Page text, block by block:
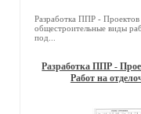
Разработка ППР - Проектов
общестроительные виды
под...
Разработка ППР -
Работ на